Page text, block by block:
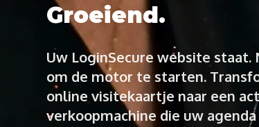
Groeiend.
Uw LoginSecure website staat.
om de motor te starten.
online visitekaartje naar een
verkoopmachine die uw